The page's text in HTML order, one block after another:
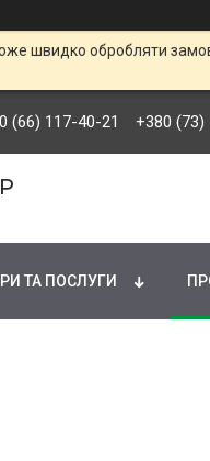
швидко обробляти
(66) 117-40-21 +380 (73)
ТА ПОСЛУГИ